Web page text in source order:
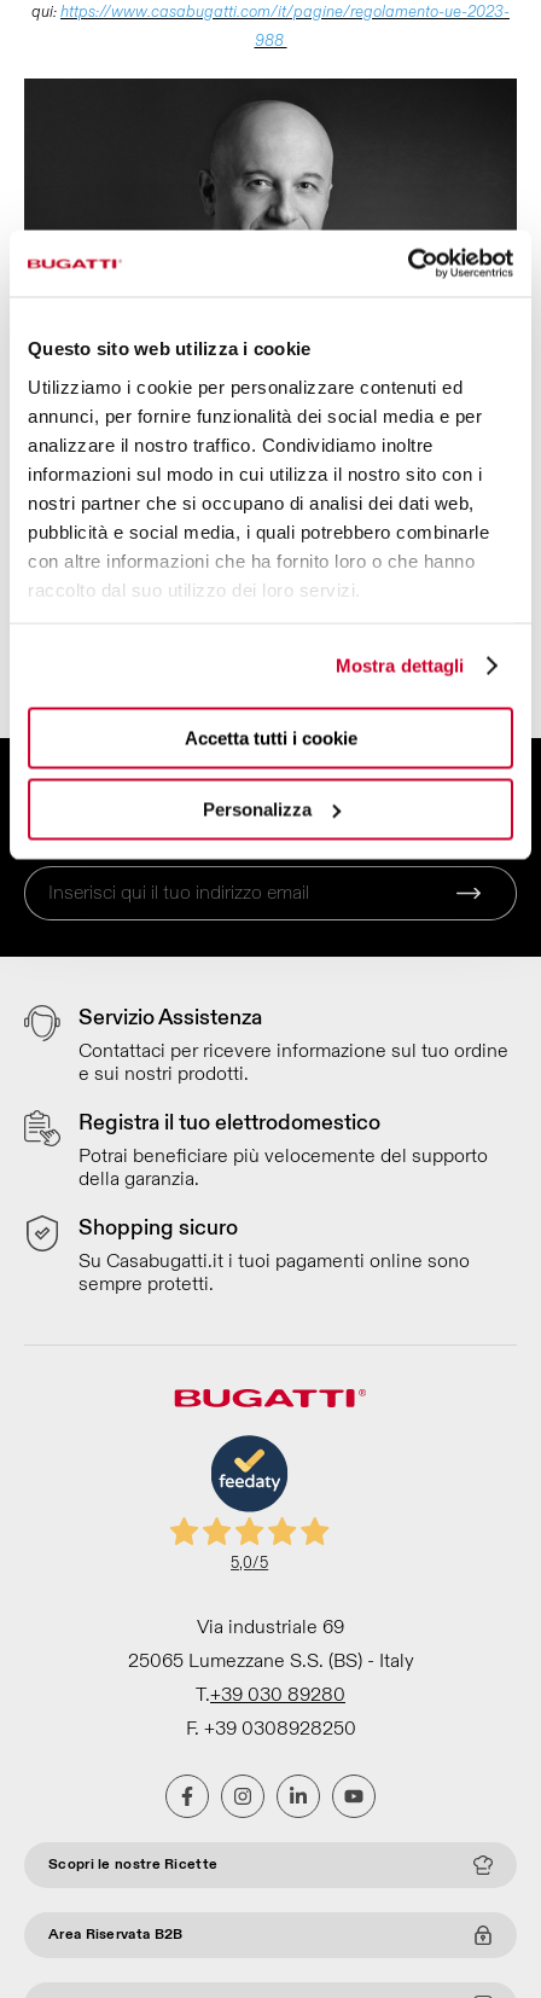
Questo sito web utilizza i cookie
Utilizziamo i cookie per personalizzare contenuti ed
annunci, per fornire funzionalità dei social media e per
analizzare il nostro traffico. Condividiamo inoltre
informazioni sul modo in cui utilizza il nostro sito con i
nostri partner che si occupano di analisi dei dati web,
pubblicità e social media, i quali potrebbero combinarle
con altre informazioni che ha fornito loro o che hanno
raccolto dal suo utilizzo dei loro servizi.
Mostra dettagli
Accetta tutti i cookie
Personalizza
qui:https://www.casabugatti.com/it/pagine/regolamento-ue-2023-
988
DESIGN BY
CLEMENTE BUGATTI
L'IMPRENDITORE DALL'ANIMO
INNOVATIVO E DAL CUORE CREATIVO ED
ECOLOGICO.
ISCRIVITI ALLA NEWSLETTER
E ottieni uno sconto del 10% sul tuo ordine!
Servizio Assistenza
Contattaci per ricevere informazione sul tuo ordine
e sui nostri prodotti.
Registra il tuo elettrodomestico
Potrai beneficiare più velocemente del supporto
della garanzia.
Shopping sicuro
Su Casabugatti.it i tuoi pagamenti online sono
sempre protetti.
5,0/5
Via industriale 69
25065 Lumezzane S.S. (BS) - Italy
T.+39 030 89280
F. +39 0308928250
Scopri le nostre Ricette
Area Riservata B2B